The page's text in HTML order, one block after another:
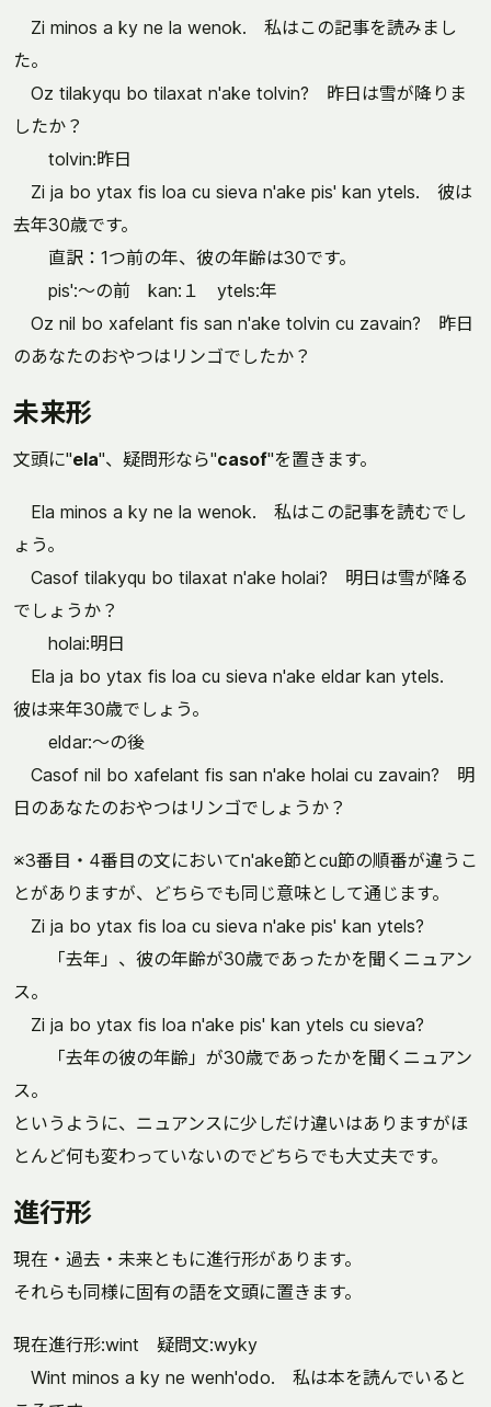
Zi minos a ky ne la wenok. 私はこの記事を読みまし
た。
Oz tilakyqu bo tilaxat n'ake tolvin? 昨日は雪が降りま
したか？
tolvin:昨日
Zi ja bo ytax fis loa cu sieva n'ake pis' kan ytels. 彼は
去年30歳です。
直訳：1つ前の年、彼の年齢は30です。
pis':～の前 kan:１ ytels:年
Oz nil bo xafelant fis san n'ake tolvin cu zavain? 昨日
のあなたのおやつはリンゴでしたか？
未来形
文頭に"ela"、疑問形なら"casof"を置きます。
Ela minos a ky ne la wenok. 私はこの記事を読むでし
ょう。
Casof tilakyqu bo tilaxat n'ake holai? 明日は雪が降る
でしょうか？
holai:明日
Ela ja bo ytax fis loa cu sieva n'ake eldar kan ytels.
彼は来年30歳でしょう。
eldar:～の後
Casof nil bo xafelant fis san n'ake holai cu zavain? 明
日のあなたのおやつはリンゴでしょうか？
※3番目・4番目の文においてn'ake節とcu節の順番が違うこ
とがありますが、どちらでも同じ意味として通じます。
Zi ja bo ytax fis loa cu sieva n'ake pis' kan ytels?
「去年」、彼の年齢が30歳であったかを聞くニュアン
ス。
Zi ja bo ytax fis loa n'ake pis' kan ytels cu sieva?
「去年の彼の年齢」が30歳であったかを聞くニュアン
ス。
というように、ニュアンスに少しだけ違いはありますがほ
とんど何も変わっていないのでどちらでも大丈夫です。
進行形
現在・過去・未来ともに進行形があります。
それらも同様に固有の語を文頭に置きます。
現在進行形:wint 疑問文:wyky
Wint minos a ky ne wenh'odo. 私は本を読んでいると